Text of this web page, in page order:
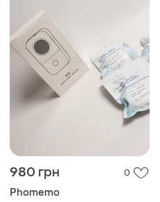
980 грн 0
Phomemo